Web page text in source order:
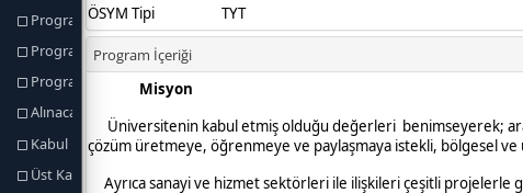
Program Hakkında
Program Profili
Program Yetkilileri
Alınacak Derece
Kabul Koşulları
Üst Kademeye Geçiş